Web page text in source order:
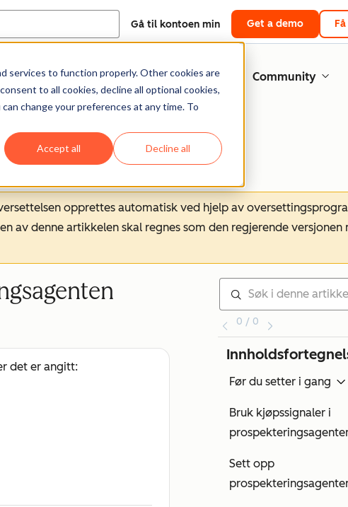
services to function properly. Other cookies are
to all cookies, decline all optional cookies,
change your preferences at any time. To
Accept all Decline all
Gå til kontoen min Get a demo
Dokumentasjon Opplæring Community
opprettes automatisk ved hjelp av
av denne artikkelen skal regnes som den regjerende versjonen
det er angitt:
0 / 0
Før du setter i gang
Bruk kjøpssignaler i
Sett opp